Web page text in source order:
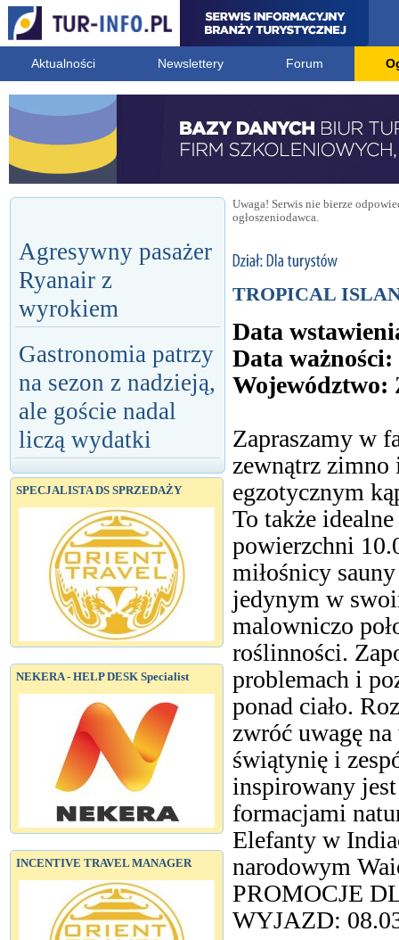
Aktualności Newslettery Forum
Agresywny pasażer
Ryanair z
wyrokiem
Gastronomia patrzy
na sezon z nadzieją,
ale goście nadal
liczą wydatki
SPECJALISTA DS SPRZEDAŻY
NEKERA - HELP DESK Specialist
INCENTIVE TRAVEL MANAGER
Uwaga! Serwis nie bierze
ogłoszeniodawca.
TROPICAL
Data
Data ważności:
Województwo:
Zapraszamy w
zewnątrz zimno
egzotycznym
To także
powierzchni
miłośnicy
jedynym w
malowniczo
roślinności.
problemach i
ponad ciało.
zwróć uwagę
świątynię i
inspirowany
formacjami
Elefanty w
narodowym
PROMOCJE
WYJAZD: